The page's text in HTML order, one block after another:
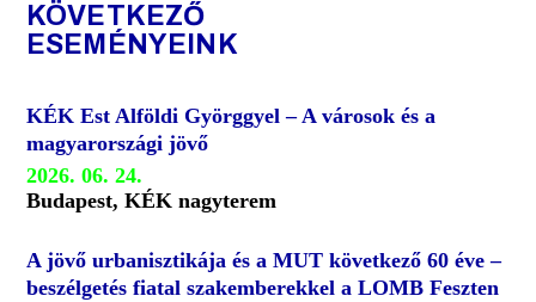
KÖVETKEZŐ
ESEMÉNYEINK
KÉK Est Alföldi Györggyel – A városok és a
magyarországi jövő
2026. 06. 24.
Budapest, KÉK nagyterem
A jövő urbanisztikája és a MUT következő 60 éve –
beszélgetés fiatal szakemberekkel a LOMB Feszten